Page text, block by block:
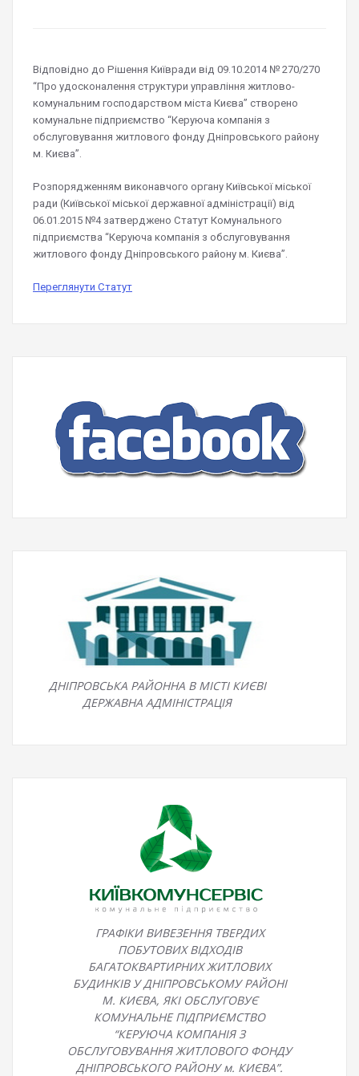
Відповідно до Рішення Київради від 09.10.2014 № 270/270
“Про удосконалення структури управління житлово-
комунальним господарством міста Києва” створено
комунальне підприємство “Керуюча компанія з
обслуговування житлового фонду Дніпровського району
м. Києва”.
Розпорядженням виконавчого органу Київської міської
ради (Київської міської державної адміністрації) від
06.01.2015 №4 затверджено Статут Комунального
підприємства “Керуюча компанія з обслуговування
житлового фонду Дніпровського району м. Києва”.
Переглянути Статут
ДНІПРОВСЬКА РАЙОННА В МІСТІ КИЄВІ
ДЕРЖАВНА АДМІНІСТРАЦІЯ
ГРАФІКИ ВИВЕЗЕННЯ ТВЕРДИХ
ПОБУТОВИХ ВІДХОДІВ
БАГАТОКВАРТИРНИХ ЖИТЛОВИХ
БУДИНКІВ У ДНІПРОВСЬКОМУ РАЙОНІ
М. КИЄВА, ЯКІ ОБСЛУГОВУЄ
КОМУНАЛЬНЕ ПІДПРИЄМСТВО
“КЕРУЮЧА КОМПАНІЯ З
ОБСЛУГОВУВАННЯ ЖИТЛОВОГО ФОНДУ
ДНІПРОВСЬКОГО РАЙОНУ м. КИЄВА”.